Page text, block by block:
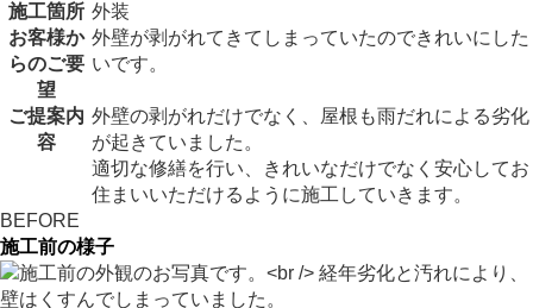
施工箇所 外装
お客様か
らのご要
望
外壁が剥がれてきてしまっていたのできれいにした
いです。
ご提案内
容
外壁の剥がれだけでなく、屋根も雨だれによる劣化
が起きていました。
適切な修繕を行い、きれいなだけでなく安心してお
住まいいただけるように施工していきます。
BEFORE
施工前の様子